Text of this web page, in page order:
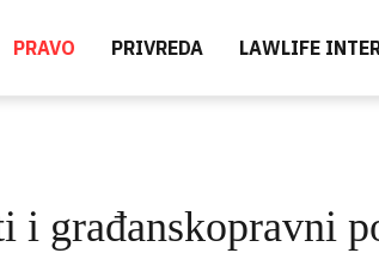
PRAVO PRIVREDA LAWLIFE
građanskopravni